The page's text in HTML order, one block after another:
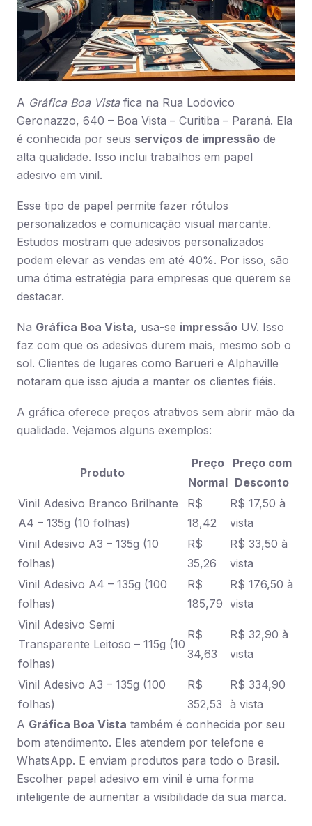
A Gráfica Boa Vistafica na Rua Lodovico
Geronazzo, 640 – Boa Vista – Curitiba – Paraná. Ela
é conhecida por seus serviços de impressão de
alta qualidade. Isso inclui trabalhos em papel
adesivo em vinil.
Esse tipo de papel permite fazer rótulos
personalizados e comunicação visual marcante.
Estudos mostram que adesivos personalizados
podem elevar as vendas em até 40%. Por isso, são
uma ótima estratégia para empresas que querem se
destacar.
Na Gráfica Boa Vista, usa-se impressão UV. Isso
faz com que os adesivos durem mais, mesmo sob o
sol. Clientes de lugares como Barueri e Alphaville
notaram que isso ajuda a manter os clientes fiéis.
A gráfica oferece preços atrativos sem abrir mão da
qualidade. Vejamos alguns exemplos:
Produto
Preço
Normal
Preço com
Desconto
Vinil Adesivo Branco Brilhante
A4 – 135g (10 folhas)
R$
18,42
R$ 17,50 à
vista
Vinil Adesivo A3 – 135g (10
folhas)
R$
35,26
R$ 33,50 à
vista
Vinil Adesivo A4 – 135g (100
folhas)
R$
185,79
R$ 176,50 à
vista
Vinil Adesivo Semi
Transparente Leitoso – 115g (10
folhas)
R$
34,63
R$ 32,90 à
vista
Vinil Adesivo A3 – 135g (100
folhas)
R$
352,53
R$ 334,90
à vista
A Gráfica Boa Vista também é conhecida por seu
bom atendimento. Eles atendem por telefone e
WhatsApp. E enviam produtos para todo o Brasil.
Escolher papel adesivo em vinil é uma forma
inteligente de aumentar a visibilidade da sua marca.